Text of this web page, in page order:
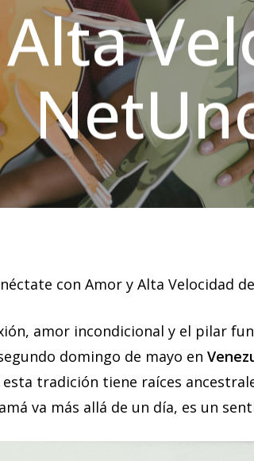
con Amor y Alta Velocidad
amor incondicional y el pilar
domingo de mayo en
tradición tiene raíces
va más allá de un día, es un